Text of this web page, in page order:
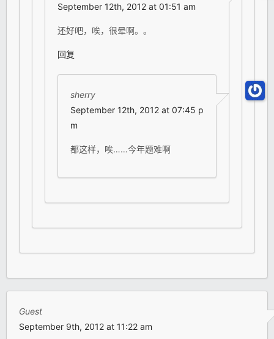
September 12th, 2012 at 01:51 am
还好吧，唉，很晕啊。。
回复
sherry
September 12th, 2012 at 07:45 p
m
都这样，唉……今年题难啊
Guest
September 9th, 2012 at 11:22 am